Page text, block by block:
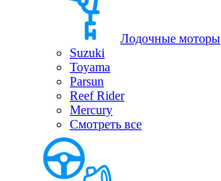
Лодочные моторы
Suzuki
Toyama
Parsun
Reef Rider
Mercury
Смотреть все